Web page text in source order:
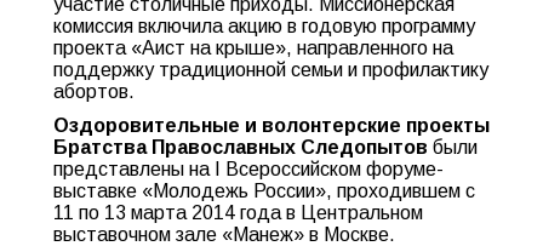
участие столичные приходы. Миссионерская
комиссия включила акцию в годовую программу
проекта «Аист на крыше», направленного на
поддержку традиционной семьи и профилактику
абортов.
Оздоровительные и волонтерские проекты
Братства Православных Следопытов были
представлены на I Всероссийском форуме-
выставке «Молодежь России», проходившем с
11 по 13 марта 2014 года в Центральном
выставочном зале «Манеж» в Москве.